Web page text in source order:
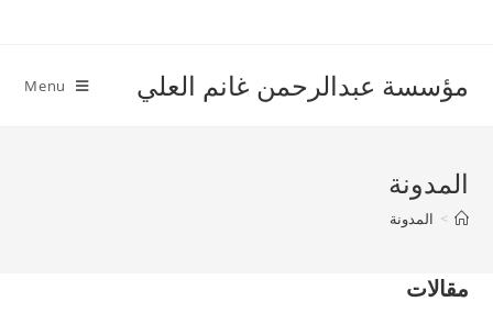
مؤسسة عبدالرحمن غانم العلي Menu
المدونة
> المدونة
مقالات